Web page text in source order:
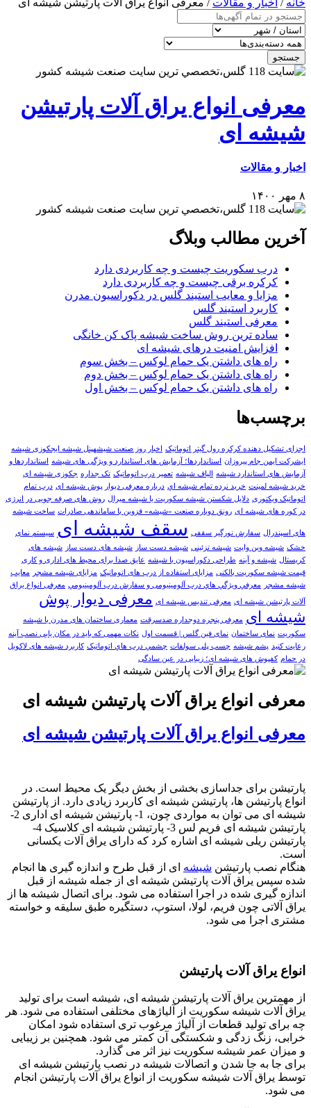
خانه / اخبار و مقالات / معرفی انواع یراق آلات پارتیشن شیشه ای
جستجو
معرفی انواع یراق آلات پارتیشن
شیشه ای
اخبار و مقالات
۸ مهر ۱۴۰۰
آخرین مطالب وبلاگ
درب سکوریت چیست و چه کاربردی دارد
کرکره برقی چیست و چه کاربردی دارد
مزایا و معایب استیند گلس در دکوراسیون مدرن
کاربرد استیند گلس
معرفی استیند گلس
ساده ترین روش ساخت شیشه پاک کن خانگی
افزایش امنیت درهای شیشه ای
راه های داشتن یک حمام لوکس – بخش سوم
راه های داشتن یک حمام لوکس – بخش دوم
راه های داشتن یک حمام لوکس – بخش اول
برچسب‌ها
اجزای تشکیل دهنده کرکره رول گیتر اتوماتیک
اخبار روز صنعت شیشهپنل شیشه ایجکوزی شیشه
ایشرکت ایمن جام پیروزان
استانداردها؛ آزمایش های استاندارد و ویژگی های شیشه
استانداردها و
آزمایش های استاندارد شیشه
الیاف شیشه تعمير درب اتوماتيک تک جداره جکوزی شیشه ای
خرید شیشه لمینت خرید نرده تمام شيشه اي درباره معرفی دیوار پوش شیشه ای درب تمام
اتوماتیک ویکتوری دلایل شکستن شیشه سکوریت یا شیشه میرال روش های صرفه جویی در انرژی
در کوره های شیشه ای رونق دوباره صنعت «شیشه» قزوین با ساماندهی صادرات ساخت شیشه
های اسپندرال سفارش نورگیر سقفی سقف شیشه ای سیستم نمای
خشک شيشه وين وايت شیشه تزئینی شیشه دست ساز شیشه های دست ساز
شیشه های
کریستال شیشه و آینه طراحی دکوراسیون با شیشه عایق صدا برای محیط های اداری و کاری
قیمت شیشه سکوریت بالکنی مزایای استفاده از درب های اتوماتیک مزایای شیشه مشجر
معایب
شیشه مشجر
معرفي ويژگي هاي درب آلومینیومی و سفارش درب آلومينيومي معرفی انواع یراق
آلات پارتیشن شیشه ای معرفی تندیس شیشه ای معرفی دیوار پوش
شیشه ای معرفی پنجره دوجداره ضدسرقت معماری ساختمان های مدرن با شیشه
سکوریت نمای ساختمان نمای فین گلس | قسمت اول نکات مهمی که باید در مکان یابی نصب آینه
رعایت کنید
پشم شیشه چسب پلی سولفات چشمي درب هاي اتوماتيک کاربرد شیشه های لاکوبل
در حمام کفپوش های شیشه ای؛ زیبایی در عین سادگی
معرفی انواع یراق آلات پارتیشن شیشه ای
معرفی انواع یراق آلات پارتیشن شیشه ای
پارتیشن برای جداسازی بخشی از بخش دیگر یک محیط است. در
انواع پارتیشن ها، پارتیشن شیشه ای کاربرد زیادی دارد. از پارتیشن
شیشه ای می توان به مواردی چون، 1- پارتیشن شیشه ای اداری 2-
پارتیشن شیشه ای فریم لس 3- پارتیشن شیشه ای کلاسیک 4-
پارتیشن ریلی شیشه ای اشاره کرد که دارای یراق آلات یکسانی
است.
هنگام نصب پارتیشن شیشه ای از قبل طرح و اندازه گیری ها انجام
شده سپس یراق آلات پارتیشن شیشه ای از جمله شیشه از قبل
اندازه گیری شده در اجرا استفاده می شود. برای اتصال شیشه ها از
یراق آلاتی چون فریم، لولا، استوپ، دستگیره طبق سلیقه و خواسته
مشتری اجرا می شود.
انواع یراق آلات پارتیشن
از مهمترین یراق آلات پارتیشن شیشه ای، شیشه است برای تولید
یراق آلات شیشه سکوریت از آلیاژهای مختلفی استفاده می شود. هر
چه برای تولید قطعات از آلیاژ مرغوب تری استفاده شود امکان
خرابی، زنگ زدگی و شکستگی آن کمتر می شود. همچنین بر زیبایی
و میزان عمر شیشه سکوریت نیز اثر می گذارد.
برای جا به جا شدن و اتصالات شیشه در نصب پارتیشن شیشه ای
توسط یراق آلات شیشه سکوریت از انواع یراق آلات پارتیشن انجام
می شود.